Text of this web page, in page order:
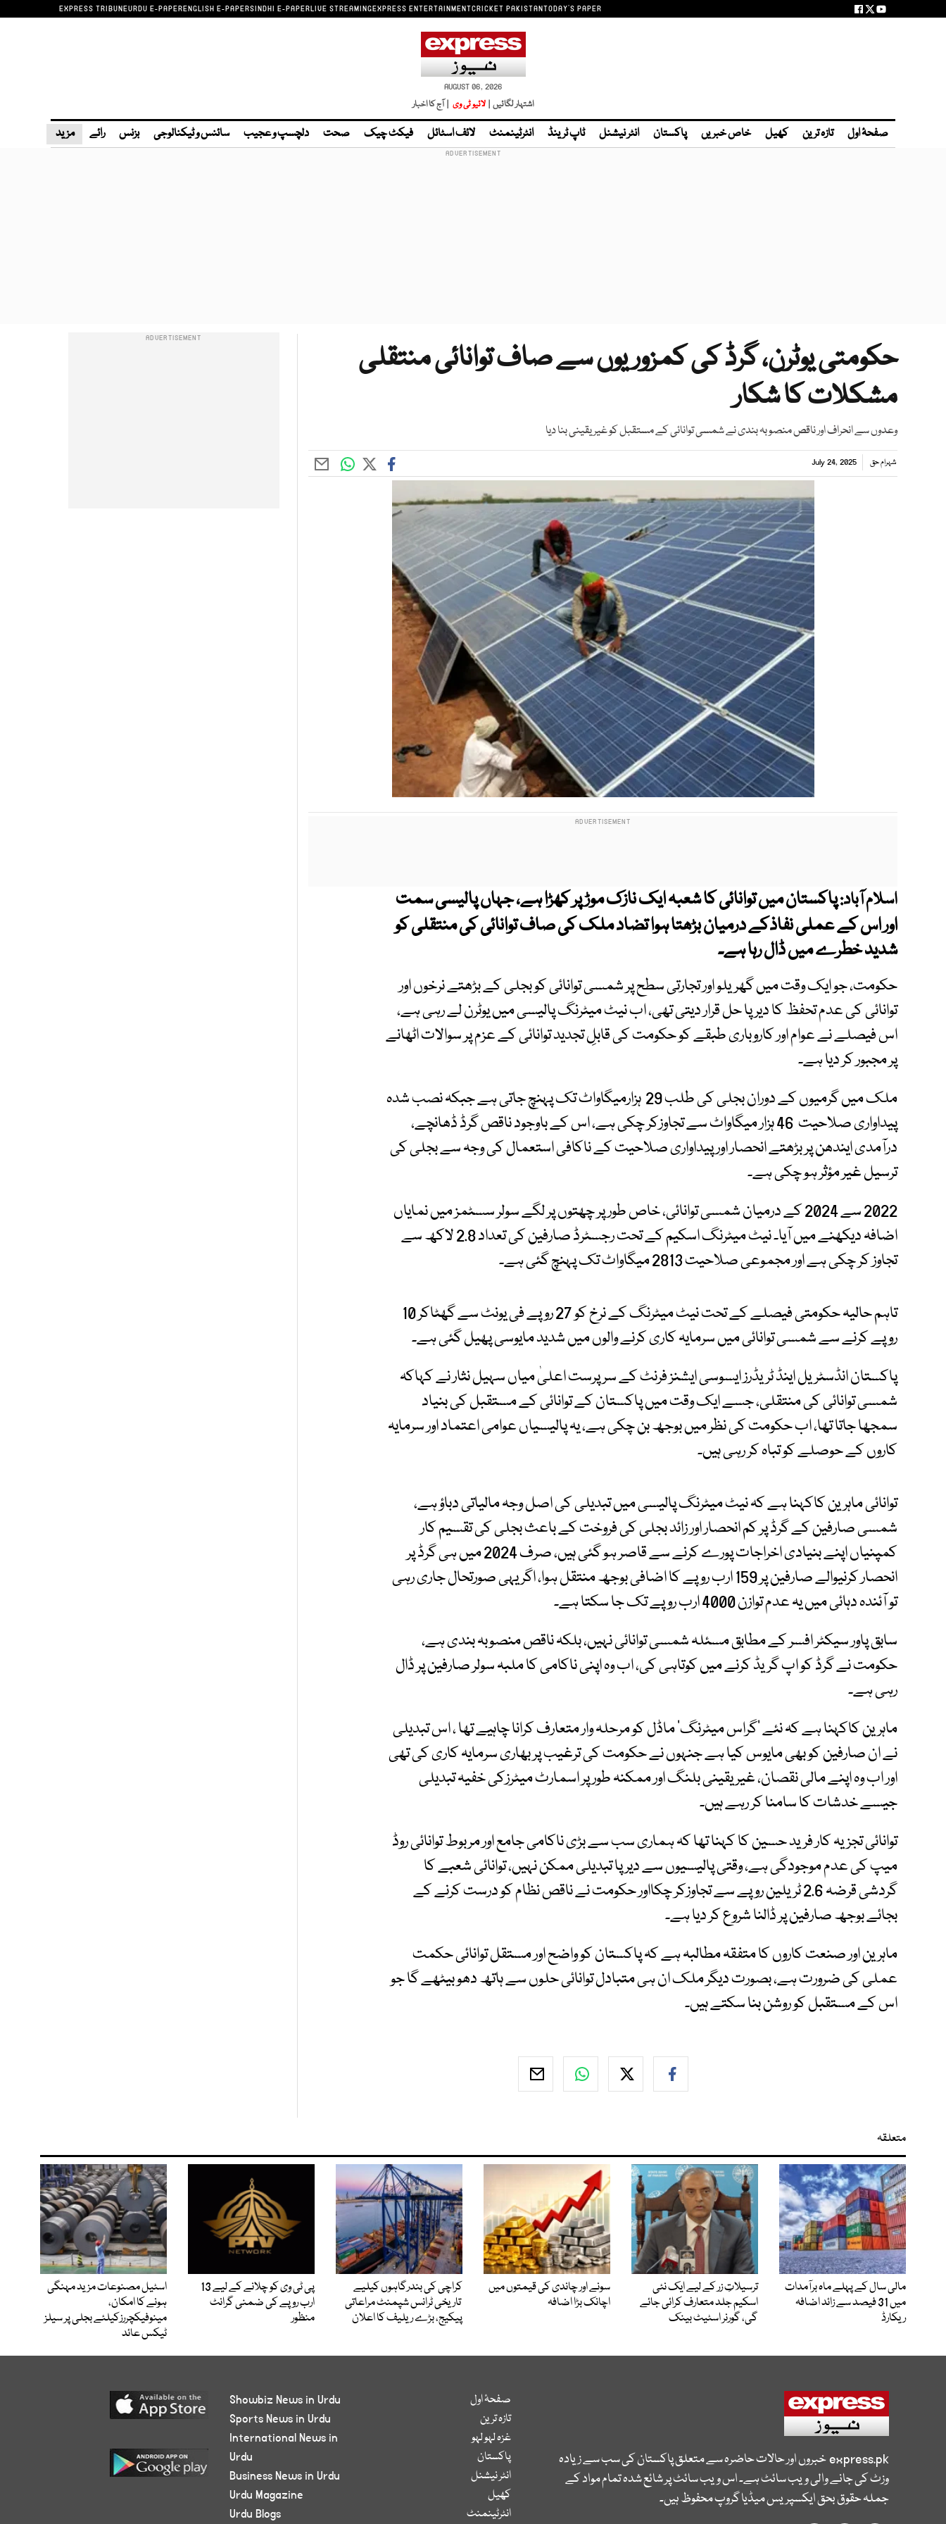
EXPRESS TRIBUNEURDU E-PAPERENGLISH E-PAPERSINDHI E-PAPERLIVE STREAMINGEXPRESS ENTERTAINMENTCRICKET PAKISTANTODAY'S PAPER
AUGUST 06, 2026
اشتہار لگائیں | لائیو ٹی وی | آج کا اخبار
صفحۂ اول تازہ ترین کھیل خاص خبریں پاکستان انٹر نیشنل ٹاپ ٹرینڈ انٹرٹینمنٹ لائف اسٹائل فیکٹ چیک صحت دلچسپ و عجیب سائنس و ٹیکنالوجی بزنس رائے مزید
حکومتی یوٹرن، گرڈ کی کمزوریوں سے صاف توانائی منتقلی
مشکلات کا شکار
وعدوں سے انحراف اور ناقص منصوبہ بندی نے شمسی توانائی کے مستقبل کو غیر یقینی بنا دیا
شہرام حق July 24, 2025
اسلام آباد:پاکستان میں توانائی کا شعبہ ایک نازک موڑ پر کھڑا ہے، جہاں پالیسی سمت
اور اس کے عملی نفاذکے درمیان بڑھتا ہوا تضاد ملک کی صاف توانائی کی منتقلی کو
شدید خطرے میں ڈال رہا ہے۔
حکومت، جو ایک وقت میں گھریلو اور تجارتی سطح پر شمسی توانائی کو بجلی کے بڑھتے نرخوں اور
توانائی کی عدم تحفظ کا دیرپا حل قرار دیتی تھی، اب نیٹ میٹرنگ پالیسی میں یوٹرن لے رہی ہے،
اس فیصلے نے عوام اور کاروباری طبقے کو حکومت کی قابلِ تجدید توانائی کے عزم پر سوالات اٹھانے
پر مجبور کر دیا ہے۔
ملک میں گرمیوں کے دوران بجلی کی طلب 29 ہزارمیگاواٹ تک پہنچ جاتی ہے جبکہ نصب شدہ
پیداواری صلاحیت 46 ہزار میگاواٹ سے تجاوزکر چکی ہے، اس کے باوجود ناقص گرڈ ڈھانچے،
درآمدی ایندھن پر بڑھتے انحصار اور پیداواری صلاحیت کے ناکافی استعمال کی وجہ سے بجلی کی
ترسیل غیر مؤثر ہو چکی ہے۔
2022 سے 2024 کے درمیان شمسی توانائی، خاص طور پر چھتوں پر لگے سولر سسٹمز میں نمایاں
اضافہ دیکھنے میں آیا۔ نیٹ میٹرنگ اسکیم کے تحت رجسٹرڈ صارفین کی تعداد 2.8 لاکھ سے
تجاوز کر چکی ہے اور مجموعی صلاحیت 2813 میگاواٹ تک پہنچ گئی ہے۔
تاہم حالیہ حکومتی فیصلے کے تحت نیٹ میٹرنگ کے نرخ کو 27 روپے فی یونٹ سے گھٹاکر 10
روپے کرنے سے شمسی توانائی میں سرمایہ کاری کرنے والوں میں شدید مایوسی پھیل گئی ہے۔
پاکستان انڈسٹریل اینڈ ٹریڈرز ایسوسی ایشنز فرنٹ کے سرپرست اعلیٰ میاں سہیل نثار نے کہاکہ
شمسی توانائی کی منتقلی، جسے ایک وقت میں پاکستان کے توانائی کے مستقبل کی بنیاد
سمجھا جاتا تھا، اب حکومت کی نظر میں بوجھ بن چکی ہے، یہ پالیسیاں عوامی اعتماد اور سرمایہ
کاروں کے حوصلے کو تباہ کر رہی ہیں۔
توانائی ماہرین کاکہنا ہے کہ نیٹ میٹرنگ پالیسی میں تبدیلی کی اصل وجہ مالیاتی دباؤ ہے،
شمسی صارفین کے گرڈ پر کم انحصار اور زائد بجلی کی فروخت کے باعث بجلی کی تقسیم کار
کمپنیاں اپنے بنیادی اخراجات پورے کرنے سے قاصر ہو گئی ہیں، صرف 2024 میں ہی گرڈ پر
انحصار کرنیوالے صارفین پر 159 ارب روپے کا اضافی بوجھ منتقل ہوا، اگر یہی صورتحال جاری رہی
تو آئندہ دہائی میں یہ عدم توازن 4000 ارب روپے تک جا سکتا ہے۔
سابق پاور سیکٹر افسر کے مطابق مسئلہ شمسی توانائی نہیں، بلکہ ناقص منصوبہ بندی ہے،
حکومت نے گرڈ کو اپ گریڈ کرنے میں کوتاہی کی، اب وہ اپنی ناکامی کا ملبہ سولر صارفین پر ڈال
رہی ہے۔
ماہرین کاکہنا ہے کہ نئے 'گراس میٹرنگ' ماڈل کو مرحلہ وار متعارف کرانا چاہیے تھا ، اس تبدیلی
نے ان صارفین کو بھی مایوس کیا ہے جنہوں نے حکومت کی ترغیب پر بھاری سرمایہ کاری کی تھی
اور اب وہ اپنے مالی نقصان، غیر یقینی بلنگ اور ممکنہ طور پر اسمارٹ میٹرزکی خفیہ تبدیلی
جیسے خدشات کا سامنا کر رہے ہیں۔
توانائی تجزیہ کار فرید حسین کا کہنا تھا کہ ہماری سب سے بڑی ناکامی جامع اور مربوط توانائی روڈ
میپ کی عدم موجودگی ہے، وقتی پالیسیوں سے دیرپا تبدیلی ممکن نہیں، توانائی شعبے کا
گردشی قرضہ 2.6 ٹریلین روپے سے تجاوزکر چکااور حکومت نے ناقص نظام کو درست کرنے کے
بجائے بوجھ صارفین پر ڈالنا شروع کر دیا ہے۔
ماہرین اور صنعت کاروں کا متفقہ مطالبہ ہے کہ پاکستان کو واضح اور مستقل توانائی حکمت
عملی کی ضرورت ہے، بصورت دیگر ملک ان ہی متبادل توانائی حلوں سے ہاتھ دھو بیٹھے گا جو
اس کے مستقبل کو روشن بنا سکتے ہیں۔
متعلقہ
مالی سال کے پہلے ماہ برآمدات
میں 31 فیصد سے زائد اضافہ
ریکارڈ
ترسیلاتِ زر کے لیے ایک نئی
اسکیم جلد متعارف کرائی جائے
گی، گورنر اسٹیٹ بینک
سونے اور چاندی کی قیمتوں میں
اچانک بڑا اضافہ
کراچی کی بندرگاہوں کیلیے
تاریخی ٹرانس شپمنٹ مراعاتی
پیکیج، بڑے ریلیف کا اعلان
پی ٹی وی کو چلانے کے لیے 13
ارب روپے کی ضمنی گرانٹ
منظور
اسٹیل مصنوعات مزید مہنگی
ہونے کا امکان،
مینوفیکچررزکیلئے بجلی پر سیلز
ٹیکس عائد
express.pkخبروں اور حالات حاضرہ سے متعلق پاکستان کی سب سے زیادہ
وزٹ کی جانے والی ویب سائٹ ہے۔ اس ویب سائٹ پر شائع شدہ تمام مواد کے
جملہ حقوق بحق ایکسپریس میڈیا گروپ محفوظ ہیں۔
صفحۂ اول
تازہ ترین
غزہ لہو لہو
پاکستان
انٹر نیشنل
کھیل
انٹرٹینمنٹ
Showbiz News in Urdu
Sports News in Urdu
International News in
Urdu
Business News in Urdu
Urdu Magazine
Urdu Blogs